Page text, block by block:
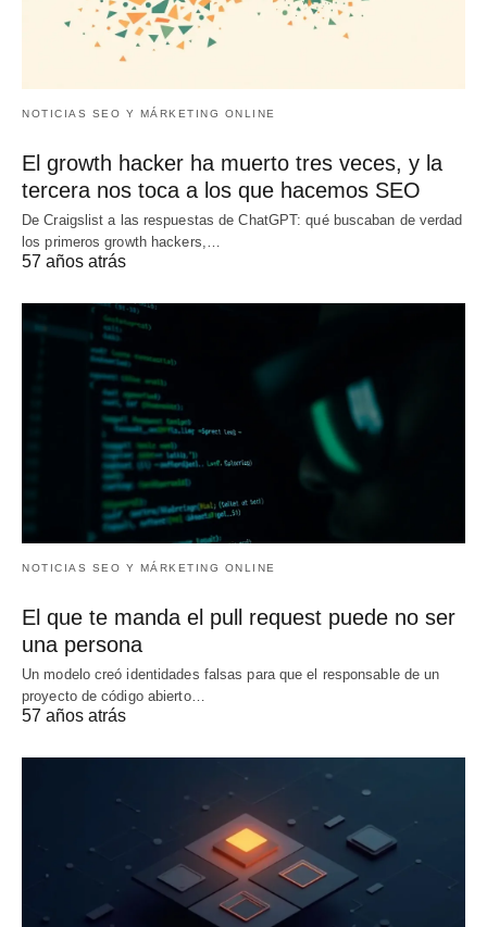
NOTICIAS SEO Y MÁRKETING ONLINE
El growth hacker ha muerto tres veces, y la
tercera nos toca a los que hacemos SEO
De Craigslist a las respuestas de ChatGPT: qué buscaban de verdad
los primeros growth hackers,…
57 años atrás
NOTICIAS SEO Y MÁRKETING ONLINE
El que te manda el pull request puede no ser
una persona
Un modelo creó identidades falsas para que el responsable de un
proyecto de código abierto…
57 años atrás